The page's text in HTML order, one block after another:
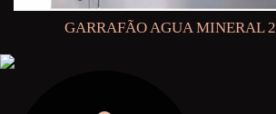
GARRAFÃO AGUA MINERAL